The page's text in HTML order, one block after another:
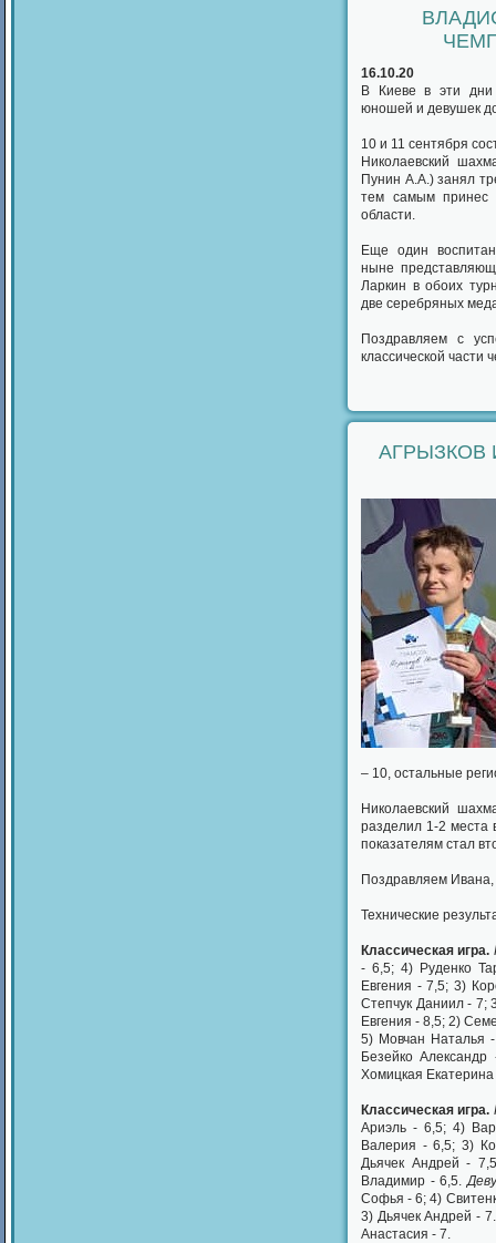
16.10.20
В Киеве в эти дни
юношей и девушек
10 и 11 сентября
Николаевский
Пунин А.А.) занял
тем самым принес
области.
Еще один
ныне
Ларкин в обоих
две серебряных
Поздравляем с
классической части
АГРЫЗКОВ
– 10, остальные
Николаевский
разделил 1-2 места
показателям стал
Поздравляем Ивана,
Технические
Классическая игра.
- 6,5; 4) Руденко
Евгения - 7,5; 3)
Степчук Даниил - 7;
Евгения - 8,5; 2)
5) Мовчан Наталья
Безейко
Хомицкая Екатерина
Классическая игра.
Ариэль - 6,5; 4)
Валерия - 6,5; 3)
Дьячек Андрей -
Владимир - 6,5.
Софья - 6; 4)
3) Дьячек Андрей -
Анастасия - 7.